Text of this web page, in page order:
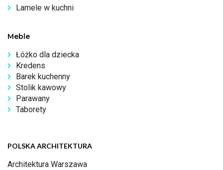
Lamele w kuchni
Meble
Łóżko dla dziecka
Kredens
Barek kuchenny
Stolik kawowy
Parawany
Taborety
POLSKA ARCHITEKTURA
Architektura Warszawa